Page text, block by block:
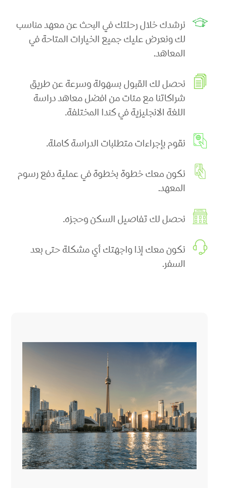
نرشدك خلال رحلتك في البحث عن معهد مناسب
لك ونعرض عليك جميع الخيارات المتاحة في
المعاهد.
نحصل لك القبول بسهولة وسرعة عن طريق
شراكاتنا مع مئات من افضل معاهد دراسة
اللغة الانجليزية في كندا المختلفة.
نقوم بإجراءات متطلبات الدراسة كاملة.
نكون معك خطوة بخطوة في عملية دفع رسوم
المعهد.
نحصل لك تفاصيل السكن وحجزه.
نكون معك إذا واجهتك أي مشكلة حتى بعد
السفر.